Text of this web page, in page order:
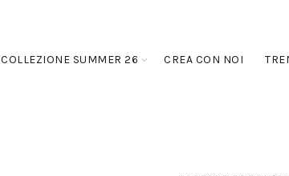
COLLEZIONE SUMMER 26 CREA CON NOI